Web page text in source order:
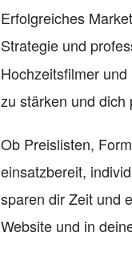
Erfolgreiches
Strategie und
Hochzeitsfilmer
zu stärken und dich
Ob Preislisten,
einsatzbereit,
sparen dir Zeit und
Website und in